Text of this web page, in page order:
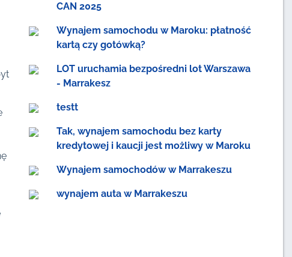
CAN 2025
Wynajem samochodu w Maroku: płatność
kartą czy gotówką?
LOT uruchamia bezpośredni lot Warszawa
- Marrakesz
testt
Tak, wynajem samochodu bez karty
kredytowej i kaucji jest możliwy w Maroku
Wynajem samochodów w Marrakeszu
wynajem auta w Marrakeszu